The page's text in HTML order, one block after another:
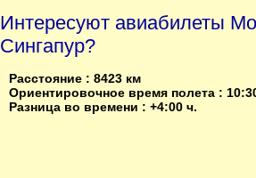
Интересуют авиабилеты
Сингапур?
Расстояние : 8423 км
Ориентировочное время полета :
Разница во времени : +4:00 ч.